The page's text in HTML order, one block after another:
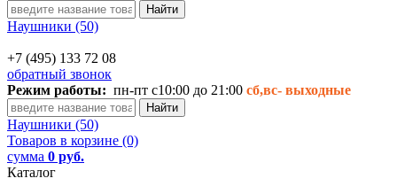
Наушники (50)
+7 (495) 133 72 08
обратный звонок
Режим работы: пн-пт с10:00 до 21:00 сб,вс- выходные
Наушники (50)
Товаров в корзине (0)
сумма 0 руб.
Каталог